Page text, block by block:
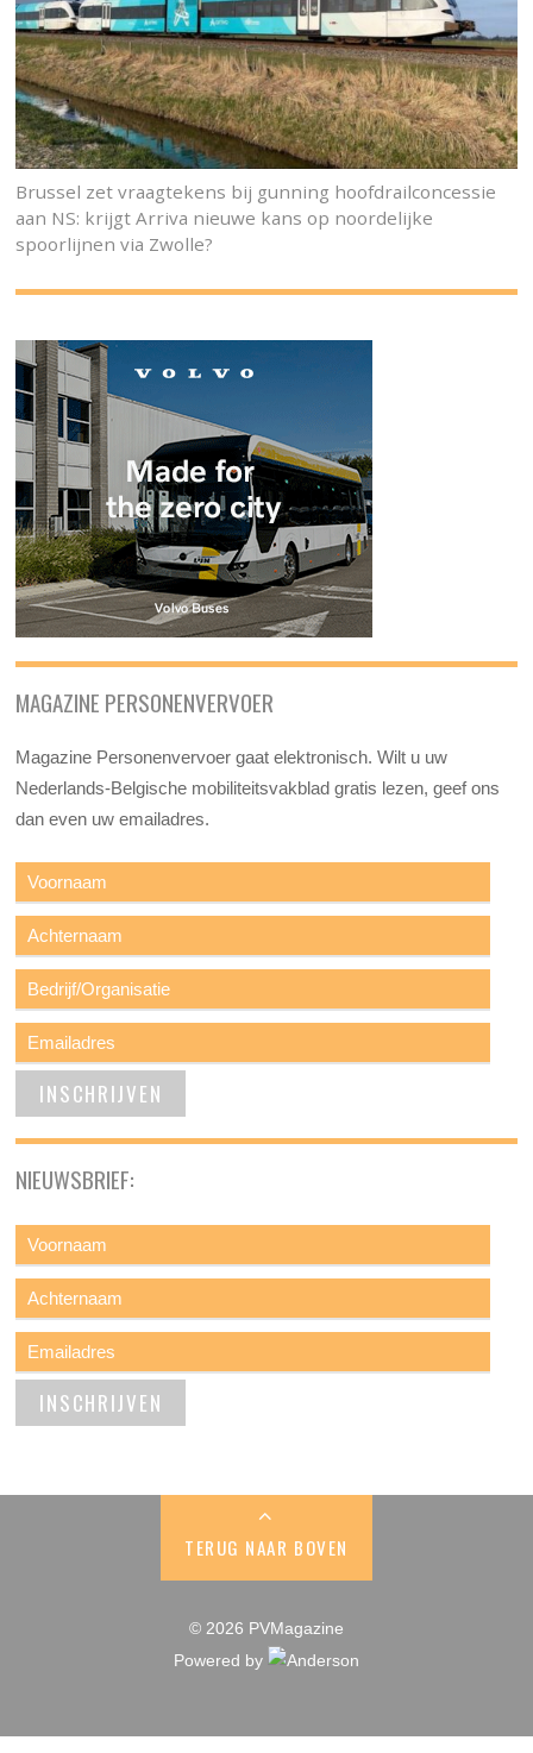
Brussel zet vraagtekens bij gunning hoofdrailconcessie
aan NS: krijgt Arriva nieuwe kans op noordelijke
spoorlijnen via Zwolle?
MAGAZINE PERSONENVERVOER
Magazine Personenvervoer gaat elektronisch. Wilt u uw
Nederlands-Belgische mobiliteitsvakblad gratis lezen, geef ons
dan even uw emailadres.
NIEUWSBRIEF:
TERUG NAAR BOVEN
© 2026 PVMagazine
Powered by